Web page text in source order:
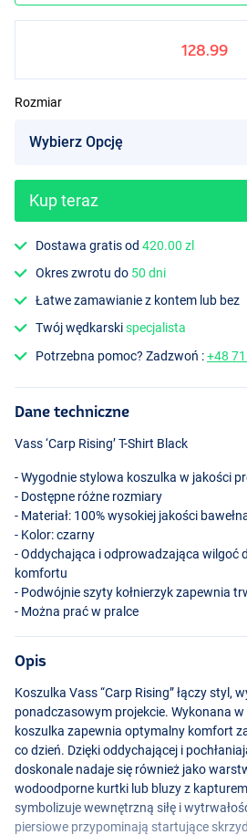
128.99
Rozmiar
Kup teraz
Dostawa gratis od420.00 zl
Okres zwrotu do 50 dni
Łatwe zamawianie z kontem lub bez
Twój wędkarskispecjalista
Potrzebna pomoc? Zadzwoń :+48
Dane techniczne
Vass ‘Carp Rising’ T-Shirt Black
- Wygodnie stylowa koszulka w jakości
- Dostępne różne rozmiary
- Materiał: 100% wysokiej jakości
- Kolor: czarny
- Oddychająca i odprowadzająca wilgoć
komfortu
- Podwójnie szyty kołnierzyk zapewnia
- Można prać w pralce
Opis
Koszulka Vass “Carp Rising” łączy styl,
ponadczasowym projekcie. Wykonana w
koszulka zapewnia optymalny komfort
co dzień. Dzięki oddychającej i
doskonale nadaje się również jako
wodoodporne kurtki lub bluzy z
symbolizuje wewnętrzną siłę i
piersiowe przypominają startujące